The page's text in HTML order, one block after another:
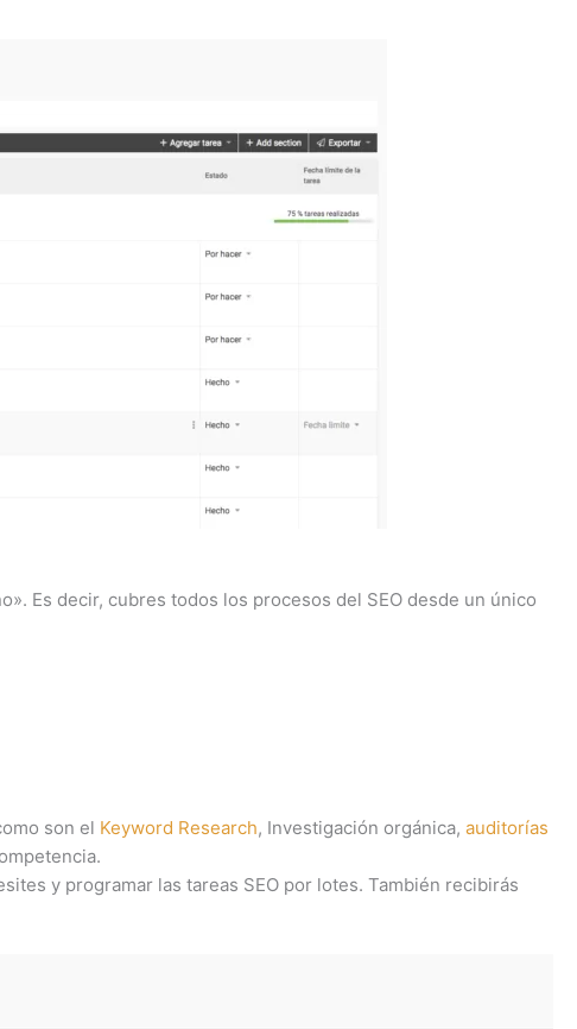
Es decir, cubres todos los procesos del SEO desde un único
son el Keyword Research, Investigación orgánica, auditorías
y programar las tareas SEO por lotes. También recibirás